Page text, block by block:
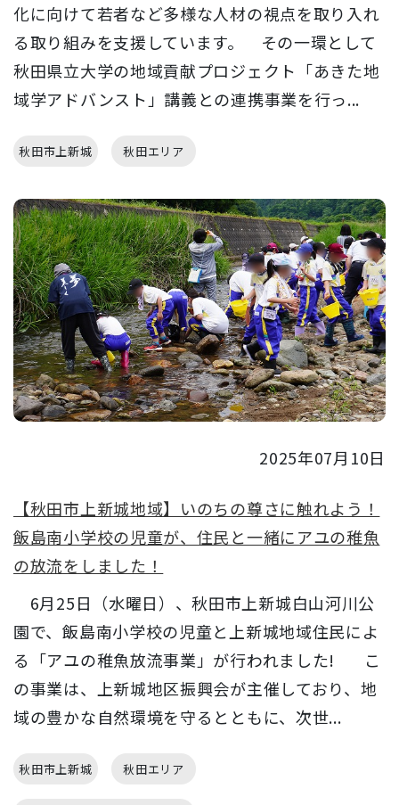
化に向けて若者など多様な人材の視点を取り入れ
る取り組みを支援しています。 その一環として
秋田県立大学の地域貢献プロジェクト「あきた地
域学アドバンスト」講義との連携事業を行っ...
秋田市上新城 秋田エリア
2025年07月10日
【秋田市上新城地域】いのちの尊さに触れよう！
飯島南小学校の児童が、住民と一緒にアユの稚魚
の放流をしました！
6月25日（水曜日）、秋田市上新城白山河川公
園で、飯島南小学校の児童と上新城地域住民によ
る「アユの稚魚放流事業」が行われました! こ
の事業は、上新城地区振興会が主催しており、地
域の豊かな自然環境を守るとともに、次世...
秋田市上新城 秋田エリア